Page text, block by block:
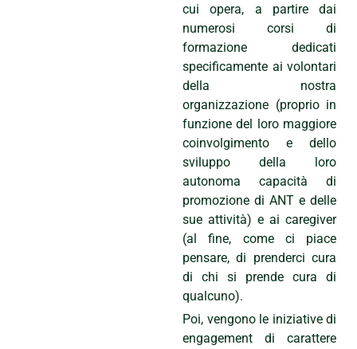
cui opera, a partire dai
numerosi corsi di
formazione dedicati
specificamente ai volontari
della nostra
organizzazione (proprio in
funzione del loro maggiore
coinvolgimento e dello
sviluppo della loro
autonoma capacità di
promozione di ANT e delle
sue attività) e ai caregiver
(al fine, come ci piace
pensare, di prenderci cura
di chi si prende cura di
qualcuno).
Poi, vengono le iniziative di
engagement di carattere